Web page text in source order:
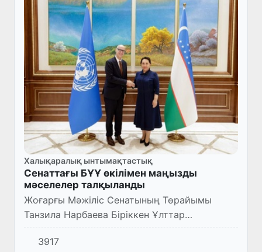
Халықаралық ынтымақтастық
Сенаттағы БҰҰ өкілімен маңызды
мәселелер талқыланды
Жоғарғы Мәжіліс Сенатының Төрайымы
Танзила Нарбаева Біріккен Ұлттар
Ұйымының Есірткі және қылмыс жөніндегі
басқармасының (БҰҰ ЕҚБ) Ауғанстан,
3917